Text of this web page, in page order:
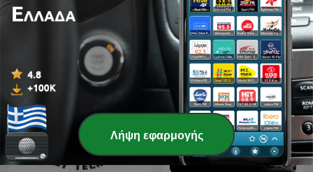
house
Λήψη εφαρμογής